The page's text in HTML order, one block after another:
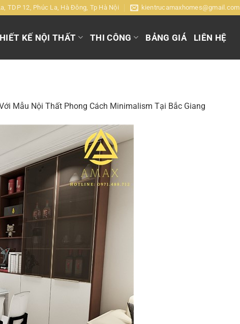
TDP 12, Phúc La, Hà Đông, Tp Hà Nội kientrucamaxhomes@gmail.com
KẾ NỘI THẤT THI CÔNG BẢNG GIÁ LIÊN HỆ
Mẫu Nội Thất Phong Cách Minimalism Tại Bắc Giang